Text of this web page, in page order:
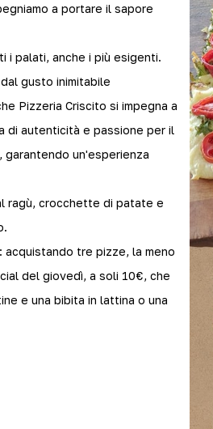
a portare il sapore
i palati, anche i più esigenti.
gusto inimitabile
Pizzeria Criscito si impegna a
di autenticità e passione per il
un'esperienza
ragù, crocchette di patate e
tre pizze, la meno
del giovedì, a soli 10€, che
e una bibita in lattina o una